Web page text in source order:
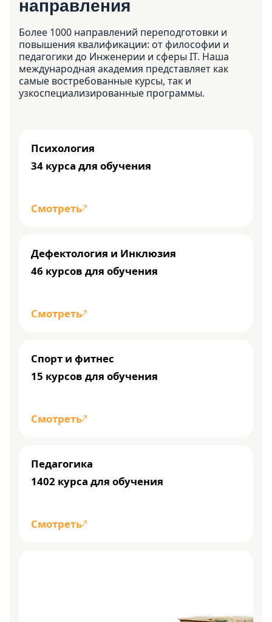
направления
Более 1000 направлений переподготовки и
повышения квалификации: от философии и
педагогики до Инженерии и сферы IT. Наша
международная академия представляет как
самые востребованные курсы, так и
узкоспециализированные программы.
Психология
34 курса для обучения
Смотреть
Дефектология и Инклюзия
46 курсов для обучения
Смотреть
Спорт и фитнес
15 курсов для обучения
Смотреть
Педагогика
1402 курса для обучения
Смотреть